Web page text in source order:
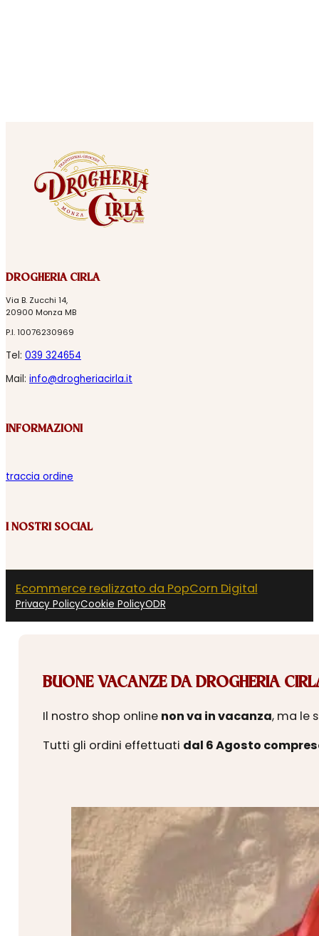
DROGHERIA CIRLA
Via B. Zucchi 14,
20900 Monza MB
P.I. 10076230969
Tel: 039 324654
Mail: info@drogheriacirla.it
INFORMAZIONI
traccia ordine
I NOSTRI SOCIAL
Ecommerce realizzato da PopCorn Digital
Privacy PolicyCookie PolicyODR
BUONE VACANZE DA DROGHERIA
Il nostro shop online non va in vacanza, ma le
Tutti gli ordini effettuati dal 6 Agosto